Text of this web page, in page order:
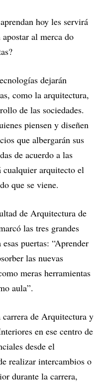
hoy les servirá
al merca do
dejarán
como la arquitectura,
de las sociedades.
piensen y diseñen
que albergarán sus
de acuerdo a las
cualquier arquitecto el
que se viene.
de Arquitectura de
las tres grandes
puertas: “Aprender
las nuevas
meras herramientas
aula”.
de Arquitectura y
en ese centro de
desde el
realizar intercambios o
durante la carrera,